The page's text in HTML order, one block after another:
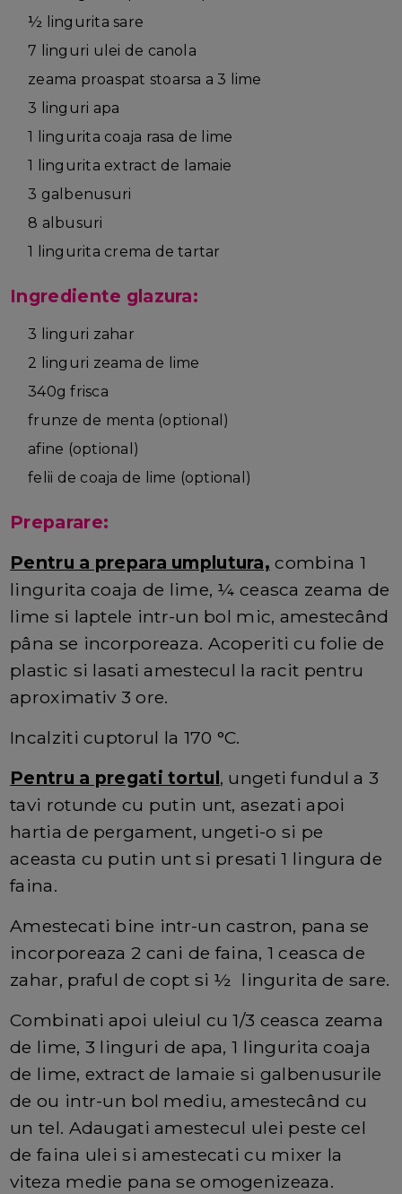
½ lingurita sare
7 linguri ulei de canola
zeama proaspat stoarsa a 3 lime
3 linguri apa
1 lingurita coaja rasa de lime
1 lingurita extract de lamaie
3 galbenusuri
8 albusuri
1 lingurita crema de tartar
Ingrediente glazura:
3 linguri zahar
2 linguri zeama de lime
340g frisca
frunze de menta (optional)
afine (optional)
felii de coaja de lime (optional)
Preparare:
Pentru a prepara umplutura, combina 1
lingurita coaja de lime, ¼ ceasca zeama de
lime si laptele intr-un bol mic, amestecând
pâna se incorporeaza. Acoperiti cu folie de
plastic si lasati amestecul la racit pentru
aproximativ 3 ore.
Incalziti cuptorul la 170 °C.
Pentru a pregati tortul, ungeti fundul a 3
tavi rotunde cu putin unt, asezati apoi
hartia de pergament, ungeti-o si pe
aceasta cu putin unt si presati 1 lingura de
faina.
Amestecati bine intr-un castron, pana se
incorporeaza 2 cani de faina, 1 ceasca de
zahar, praful de copt si ½ lingurita de sare.
Combinati apoi uleiul cu 1/3 ceasca zeama
de lime, 3 linguri de apa, 1 lingurita coaja
de lime, extract de lamaie si galbenusurile
de ou intr-un bol mediu, amestecând cu
un tel. Adaugati amestecul ulei peste cel
de faina ulei si amestecati cu mixer la
viteza medie pana se omogenizeaza.